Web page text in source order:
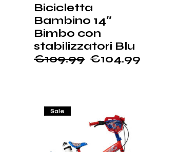
Bicicletta
Bambino 14″
Bimbo con
stabilizzatori Blu
€109.99
Il
€109.99.
€104.99
Il
€104.99.
Sale